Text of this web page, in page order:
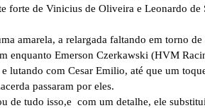
forte de Vinicius de Oliveira e Leonardo
amarela, a relargada faltando em torno
enquanto Emerson Czerkawski (HVM
lutando com Cesar Emilio, até que um
passaram por eles.
de tudo isso,e com um detalhe, ele